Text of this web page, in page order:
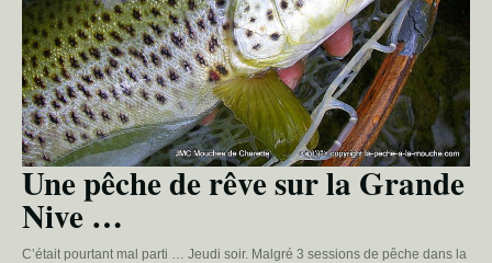
Une pêche de rêve sur la Grande
Nive …
C’était pourtant mal parti … Jeudi soir. Malgré 3 sessions de pêche dans la